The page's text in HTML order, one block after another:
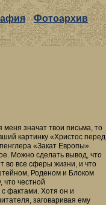
Фотоархив
меня значат твои письма, то
картинку «Христос перед
«Закат Европы».
Можно сделать вывод, что
во все сферы жизни, и что
Роденом и Блоком
что честной
фактами. Хотя он и
заговаривая ему